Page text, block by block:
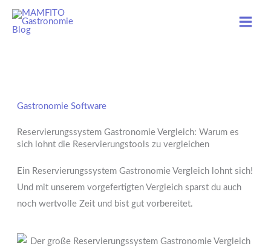
Skip
Gastronomie Software
Reservierungssystem Gastronomie Vergleich: Warum es
sich lohnt die Reservierungstools zu vergleichen
Ein Reservierungssystem Gastronomie Vergleich lohnt sich!
Und mit unserem vorgefertigten Vergleich sparst du auch
noch wertvolle Zeit und bist gut vorbereitet.